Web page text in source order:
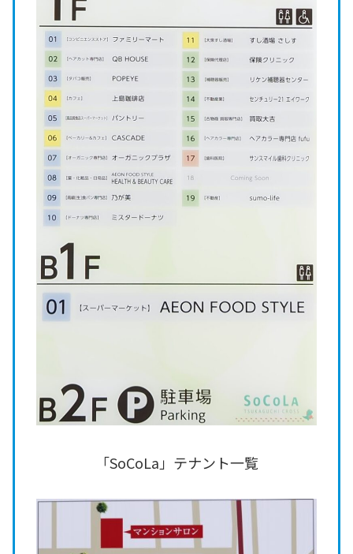
「SoCoLa」テナント一覧